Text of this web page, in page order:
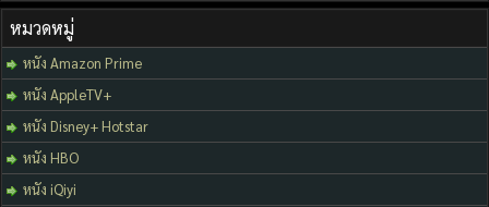
หมวดหมู่
หนัง Amazon Prime
หนัง AppleTV+
หนัง Disney+ Hotstar
หนัง HBO
หนัง iQiyi